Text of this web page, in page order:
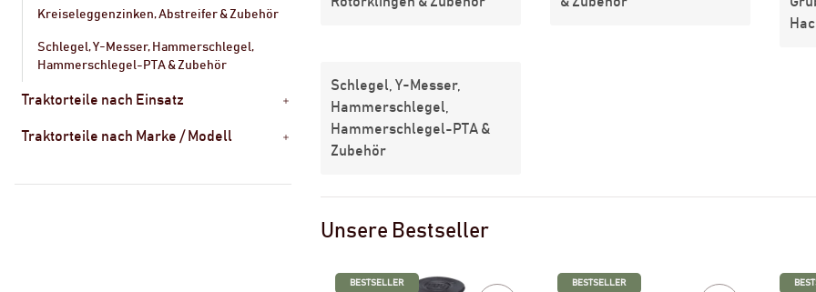
Schlegel, Y-Messer,
Hammerschlegel,
Hammerschlegel-PTA &
Zubehör
Unsere Bestseller
BESTSELLER BESTSELLER
Kreiseleggenzinken, Abstreifer & Zubehör
Schlegel, Y-Messer, Hammerschlegel,
Hammerschlegel-PTA & Zubehör
Traktorteile nach Einsatz
Traktorteile nach Marke / Modell